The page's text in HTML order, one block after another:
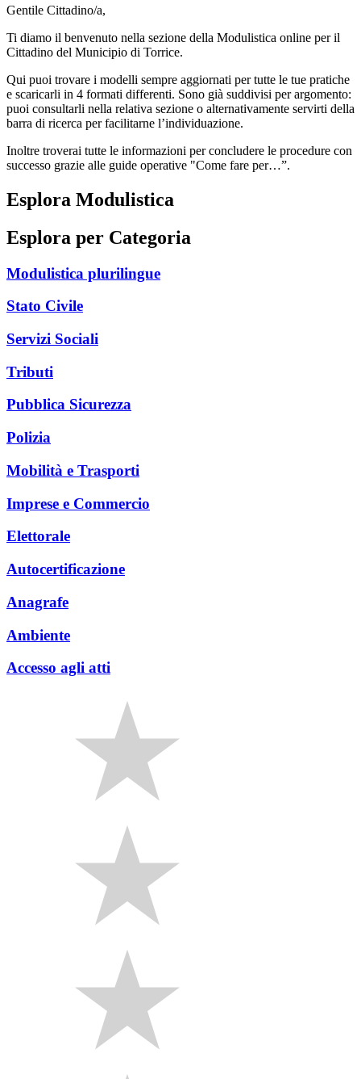
Gentile Cittadino/a,
Ti diamo il benvenuto nella sezione della Modulistica online per il
Cittadino del Municipio di Torrice.
Qui puoi trovare i modelli sempre aggiornati per tutte le tue pratiche
e scaricarli in 4 formati differenti. Sono già suddivisi per argomento:
puoi consultarli nella relativa sezione o alternativamente servirti della
barra di ricerca per facilitarne l’individuazione.
Inoltre troverai tutte le informazioni per concludere le procedure con
successo grazie alle guide operative "Come fare per…”.
Esplora Modulistica
Esplora per Categoria
Modulistica plurilingue
Stato Civile
Servizi Sociali
Tributi
Pubblica Sicurezza
Polizia
Mobilità e Trasporti
Imprese e Commercio
Elettorale
Autocertificazione
Anagrafe
Ambiente
Accesso agli atti